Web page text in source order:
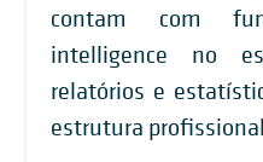
contam com
intelligence no
relatórios e
estrutura